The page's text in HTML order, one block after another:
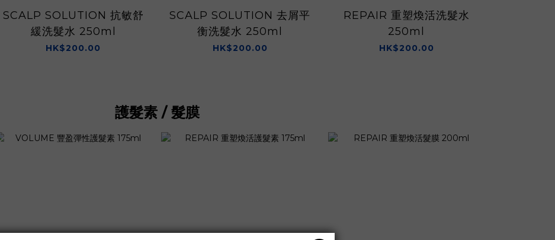
SCALP SOLUTION 抗敏舒
緩洗髮水 250ml
HK$200.00
SCALP SOLUTION 去屑平
衡洗髮水 250ml
HK$200.00
REPAIR 重塑煥活洗髮水
250ml
HK$200.00
護髮素 / 髮膜